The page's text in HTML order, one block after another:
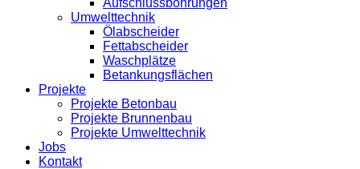
Aufschlussbohrungen
Umwelttechnik
Ölabscheider
Fettabscheider
Waschplätze
Betankungsflächen
Projekte
Projekte Betonbau
Projekte Brunnenbau
Projekte Umwelttechnik
Jobs
Kontakt